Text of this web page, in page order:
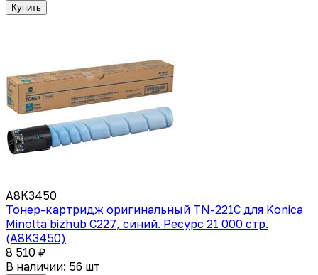
Купить
A8K3450
Тонер-картридж оригинальный TN-221C для Konica
Minolta bizhub C227, синий. Ресурс 21 000 стр.
(A8K3450)
8 510 ₽
В наличии: 56 шт